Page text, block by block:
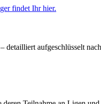
findet Ihr hier.
detailliert aufgeschlüsselt